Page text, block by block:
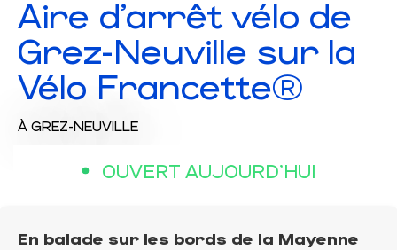
Aire d'arrêt vélo de
Grez-Neuville sur la
Vélo Francette®
À GREZ-NEUVILLE
OUVERT AUJOURD'HUI
En balade sur les bords de la Mayenne